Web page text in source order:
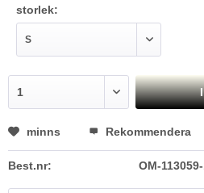
storlek:
minns Rekommendera
Best.nr: OM-